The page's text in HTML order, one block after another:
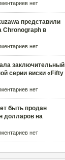
нет
представили
в
нет
заключительный
серии виски «Fifty
нет
быть продан
долларов на
нет